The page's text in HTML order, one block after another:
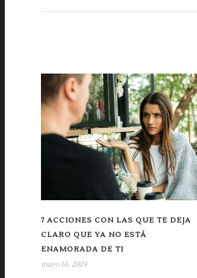
7 ACCIONES CON LAS QUE TE DEJA
CLARO QUE YA NO ESTÁ
ENAMORADA DE TI
mayo 16, 2024